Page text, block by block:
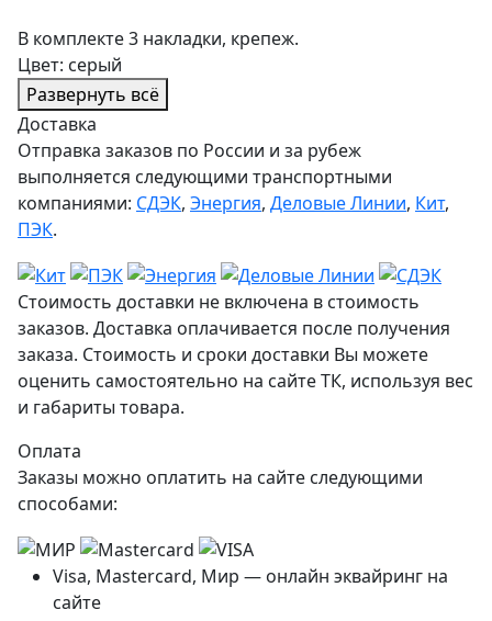
В комплекте 3 накладки, крепеж.
Цвет: серый
Развернуть всё
Доставка
Отправка заказов по России и за рубеж
выполняется следующими транспортными
компаниями: СДЭК, Энергия, Деловые Линии, Кит,
ПЭК.
Стоимость доставки не включена в стоимость
заказов. Доставка оплачивается после получения
заказа. Стоимость и сроки доставки Вы можете
оценить самостоятельно на сайте ТК, используя вес
и габариты товара.
Оплата
Заказы можно оплатить на сайте следующими
способами:
Visa, Mastercard, Мир — онлайн эквайринг на
сайте